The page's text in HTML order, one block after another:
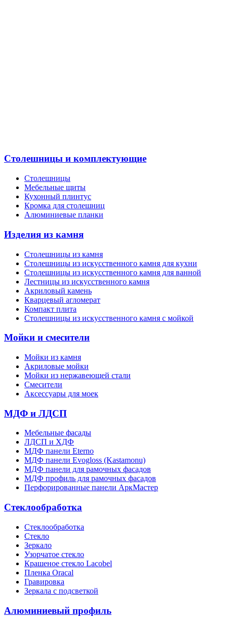
Столешницы и комплектующие
Столешницы
Мебельные щиты
Кухонный плинтус
Кромка для столешниц
Алюминиевые планки
Изделия из камня
Столешницы из камня
Cтолешницы из искусственного камня для кухни
Cтолешницы из искусственного камня для ванной
Лестницы из искусственного камня
Акриловый камень
Кварцевый агломерат
Компакт плита
Столешницы из искусственного камня с мойкой
Мойки и смесители
Мойки из камня
Акриловые мойки
Мойки из нержавеющей стали
Смесители
Аксессуары для моек
МДФ и ЛДСП
Мебельные фасады
ЛДСП и ХДФ
МДФ панели Eterno
МДФ панели Evogloss (Kastamonu)
МДФ панели для рамочных фасадов
МДФ профиль для рамочных фасадов
Перфорированные панели АркМастер
Стеклообработка
Стеклообработка
Стекло
Зеркало
Узорчатое стекло
Крашеное стекло Lacobel
Пленка Oracal
Гравировка
Зеркала с подсветкой
Алюминиевый профиль